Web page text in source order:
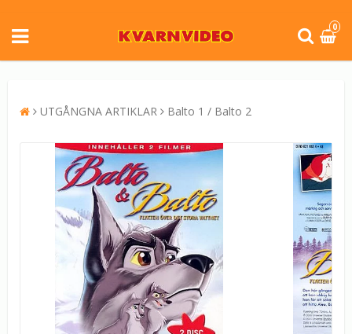
0
UTGÅNGNA ARTIKLAR Balto 1 / Balto 2